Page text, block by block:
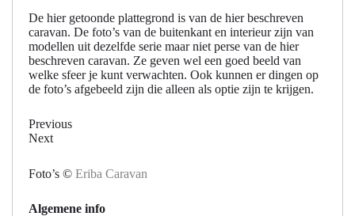
De hier getoonde plattegrond is van de hier beschreven
caravan. De foto’s van de buitenkant en interieur zijn van
modellen uit dezelfde serie maar niet perse van de hier
beschreven caravan. Ze geven wel een goed beeld van
welke sfeer je kunt verwachten. Ook kunnen er dingen op
de foto’s afgebeeld zijn die alleen als optie zijn te krijgen.
Previous
Next
Foto’s © Eriba Caravan
Algemene info